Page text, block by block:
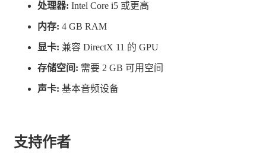
交，也是颇具实力的驾驶员。但维系长期飞行有大量工作
要做，因此还需要回收工、工程师等各路人才，方可游刃
有余应对。从暂时的合同工，到轻舟上的新住民，每位角
色都有自己的故事、技能以及麻烦，挑选船员时可要留个
心眼。
星带各大枢纽的酒吧商店。这些高风险的工作各有各的挑
处理器: Intel Core i5 或更高
内存: 4 GB RAM
显卡: 兼容 DirectX 11 的 GPU
存储空间: 需要 2 GB 可用空间
声卡: 基本音频设备
支持作者